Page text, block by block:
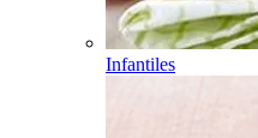
Infantiles